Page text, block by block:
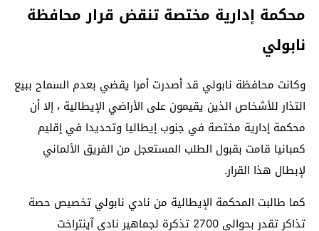
محكمة إدارية مختصة تنقض قرار محافظة
نابولي
وكانت محافظة نابولي قد أصدرت أمرا يقضي بعدم السماح ببيع
التذار للأشخاص الذين يقيمون على الأراضي الإيطالية ، إلا أن
محكمة إدارية مختصة في جنوب إيطاليا وتحديدا في إقليم
كمبانيا قامت بقبول الطلب المستعجل من الفريق الألماني
لإبطال هذا القرار.
كما طالبت المحكمة الإيطالية من نادي نابولي تخصيص حصة
تذاكر تقدر بحوالي 2700 تذكرة لجماهير نادي آينتراخت